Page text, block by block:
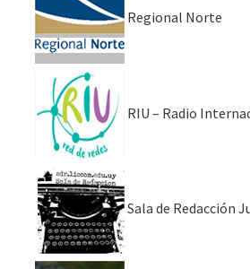
Regional Norte
RIU – Radio
Sala de Redacción